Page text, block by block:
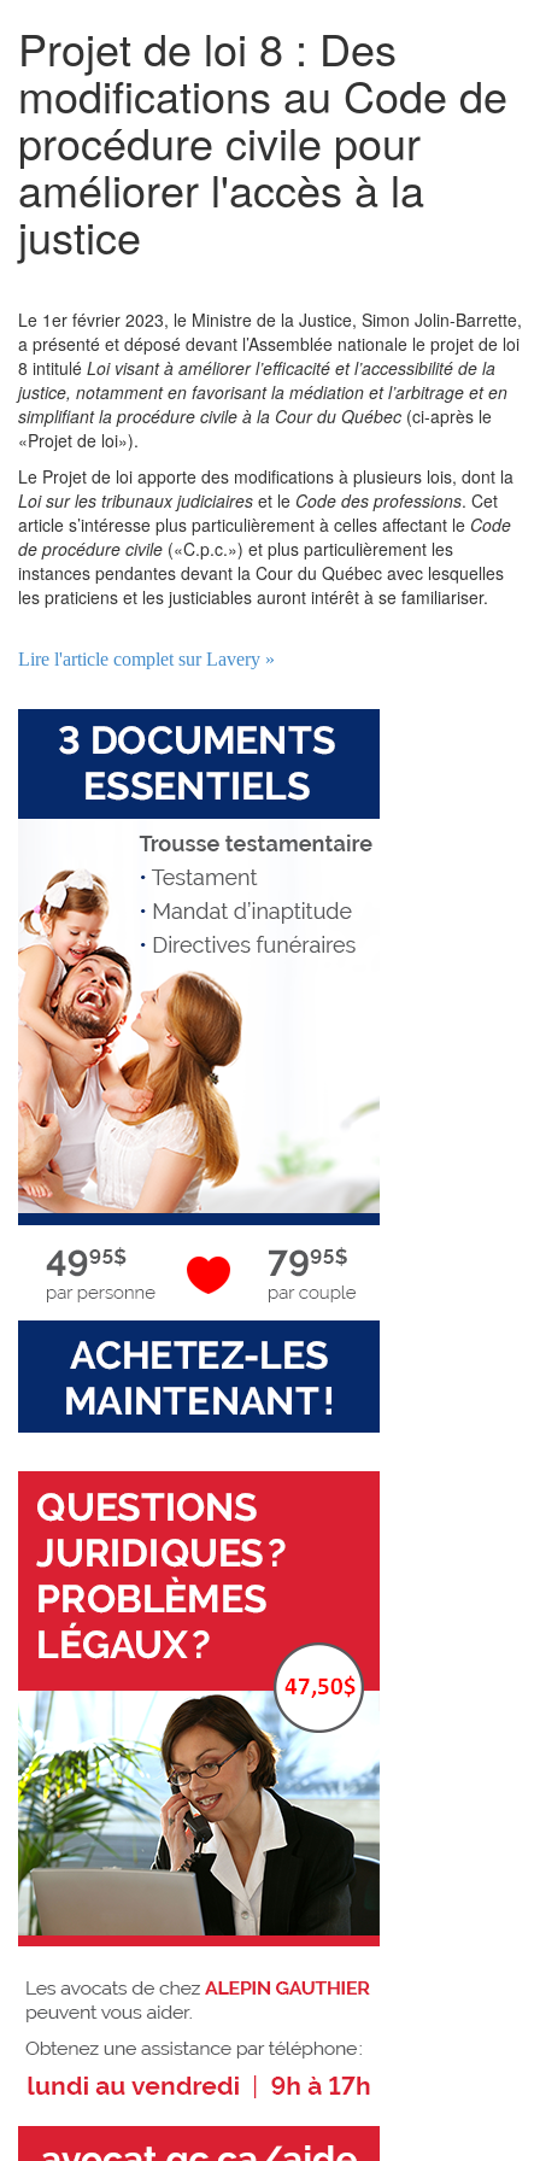
Projet de loi 8 : Des
modifications au Code de
procédure civile pour
améliorer l'accès à la
justice
Le 1er février 2023, le Ministre de la Justice, Simon Jolin-Barrette,
a présenté et déposé devant l’Assemblée nationale le projet de loi
8 intitulé Loi visant à améliorer l’efficacité et l’accessibilité de la
justice, notamment en favorisant la médiation et l’arbitrage et en
simplifiant la procédure civile à la Cour du Québec (ci-après le
«Projet de loi»).
Le Projet de loi apporte des modifications à plusieurs lois, dont la
Loi sur les tribunaux judiciaires et le Code des professions. Cet
article s’intéresse plus particulièrement à celles affectant le Code
de procédure civile («C.p.c.») et plus particulièrement les
instances pendantes devant la Cour du Québec avec lesquelles
les praticiens et les justiciables auront intérêt à se familiariser.
Lire l'article complet sur Lavery »